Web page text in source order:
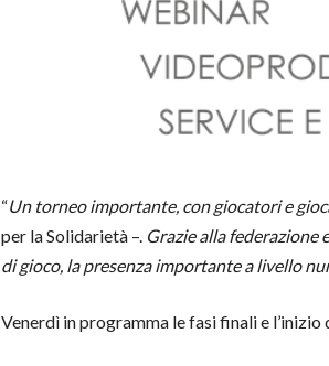
“Un torneo importante, con giocatori e
per la Solidarietà –. Grazie alla federazione
di gioco, la presenza importante a livello
Venerdì in programma le fasi finali e